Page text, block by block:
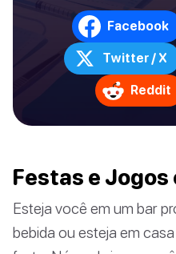
Facebook
Twitter / X
Reddit
Festas e Jogos
Esteja você em um bar
bebida ou esteja em